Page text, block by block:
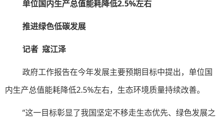
单位国内生产总值能耗降低2.5%左右
推进绿色低碳发展
记者 寇江泽
政府工作报告在今年发展主要预期目标中提出，单位国
内生产总值能耗降低2.5%左右，生态环境质量持续改善。
“这一目标彰显了我国坚定不移走生态优先、绿色发展之